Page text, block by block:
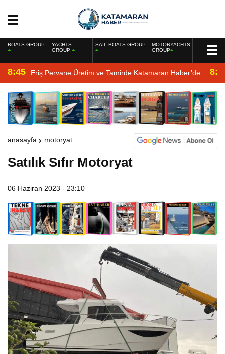
BOATS GROUP
YACHTS
GROUP
SAIL BOATS GROUP
MOTORYACHTS
GROUP
8:45 Eriş Pervane Üretim ve Tamirde Katamaran Haber’de
anasayfa motoryat
Satılık Sıfır Motoryat
06 Haziran 2023 - 23:10